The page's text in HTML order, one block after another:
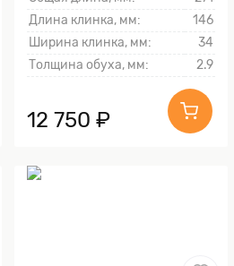
Длина клинка, мм:
146
Ширина клинка, мм:
34
Толщина обуха, мм:
2.9
12 750 ₽